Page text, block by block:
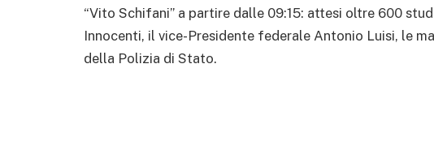
“Vito Schifani” a partire dalle 09:15: attesi oltre 600
Innocenti, il vice-Presidente federale Antonio Luisi, le
della Polizia di Stato.